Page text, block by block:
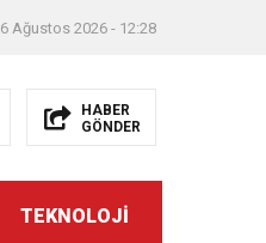
6 Ağustos 2026 - 12:28
HABER
GÖNDER
TEKNOLOJİ